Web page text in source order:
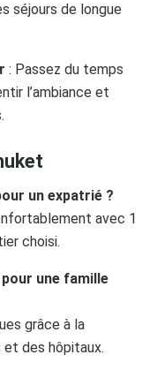
séjours de longue
: Passez du temps
l’ambiance et
un expatrié ?
avec 1
choisi.
une famille
grâce à la
des hôpitaux.